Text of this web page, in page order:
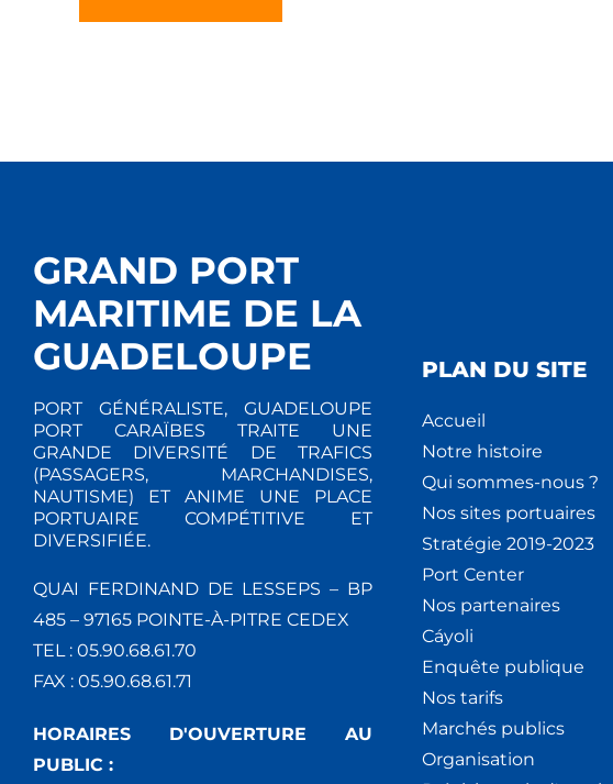
GRAND PORT
MARITIME DE LA
GUADELOUPE
PORT GÉNÉRALISTE, GUADELOUPE
PORT CARAÏBES TRAITE UNE
GRANDE DIVERSITÉ DE TRAFICS
(PASSAGERS, MARCHANDISES,
NAUTISME) ET ANIME UNE PLACE
PORTUAIRE COMPÉTITIVE ET
DIVERSIFIÉE.
QUAI FERDINAND DE LESSEPS – BP
485 – 97165 POINTE-À-PITRE CEDEX
TEL : 05.90.68.61.70
FAX : 05.90.68.61.71
HORAIRES D'OUVERTURE AU
PUBLIC :
PLAN DU SITE
Accueil
Notre histoire
Qui sommes-nous ?
Nos sites portuaires
Stratégie 2019-2023
Port Center
Nos partenaires
Cáyoli
Enquête publique
Nos tarifs
Marchés publics
Organisation